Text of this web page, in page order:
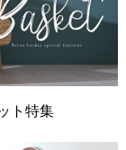
ト特集